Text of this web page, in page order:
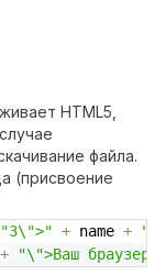
HTML5,
файла.
(присвоение
+ name +
+ "\">Ваш браузер